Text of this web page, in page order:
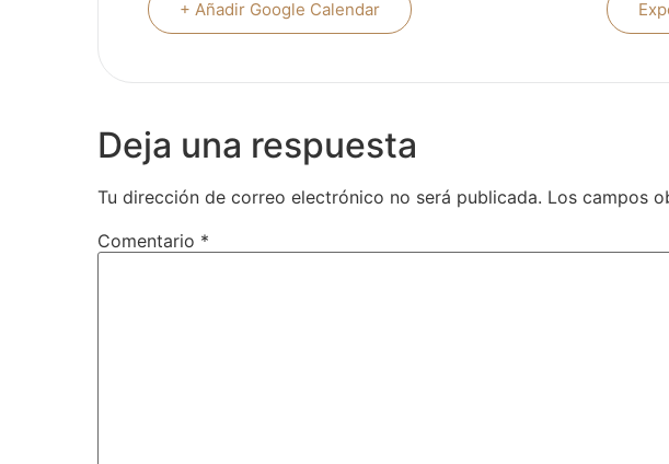
+ Añadir Google Calendar
Deja una respuesta
Tu dirección de correo electrónico no será publicada. Los campos
Comentario *